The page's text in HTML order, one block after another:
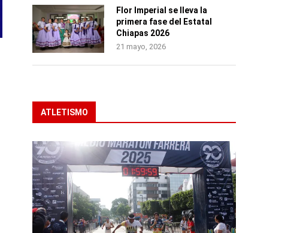
Flor Imperial se lleva la
primera fase del Estatal
Chiapas 2026
21 mayo, 2026
ATLETISMO